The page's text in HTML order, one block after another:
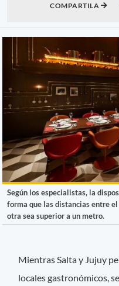
COMPARTILA
Según los especialistas, la
forma que las distancias entre
otra sea superior a un metro.
Mientras Salta y Jujuy
locales gastronómicos,